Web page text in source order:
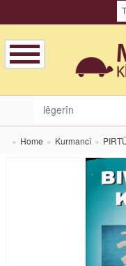
Home Kurmancî